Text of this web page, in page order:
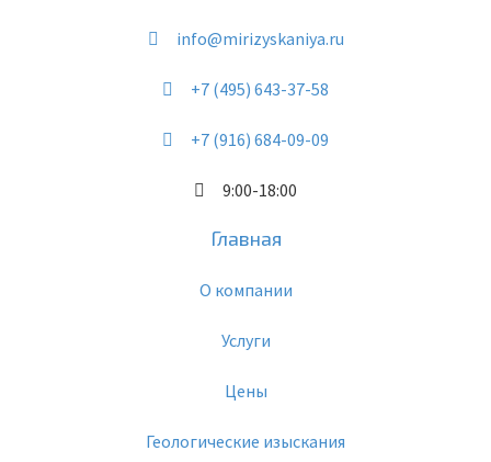
info@mirizyskaniya.ru
+7 (495) 643-37-58
+7 (916) 684-09-09
9:00-18:00
Главная
О компании
Услуги
Цены
Геологические изыскания